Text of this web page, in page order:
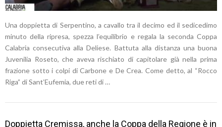
Una doppietta di Serpentino, a cavallo tra il decimo ed il sedicedimo
minuto della ripresa, spezza l’equilibrio e regala la seconda Coppa
Calabria consecutiva alla Deliese. Battuta alla distanza una buona
Juvenilia Roseto, che aveva rischiato di capitolare già nella prima
frazione sotto i colpi di Carbone e De Crea. Come detto, al “Rocco
Riga” di Sant’Eufemia, due reti di …
Doppietta Cremissa, anche la Coppa della Regione è in